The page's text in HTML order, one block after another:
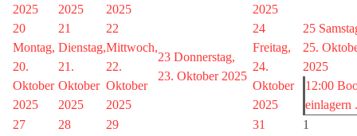
2025
2025
2025
2025
20
Montag,
20.
Oktober
2025
21
Dienstag,
21.
Oktober
2025
22
Mittwoch,
22.
Oktober
2025
23 Donnerstag,
23. Oktober 2025
24
Freitag,
24.
Oktober
2025
25
25.
2025
12:00
einlagern
27
28
29
31
1